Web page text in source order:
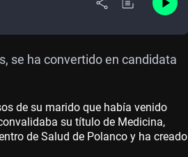
se ha convertido en candidata
de su marido que había venido
su título de Medicina,
de Salud de Polanco y ha creado